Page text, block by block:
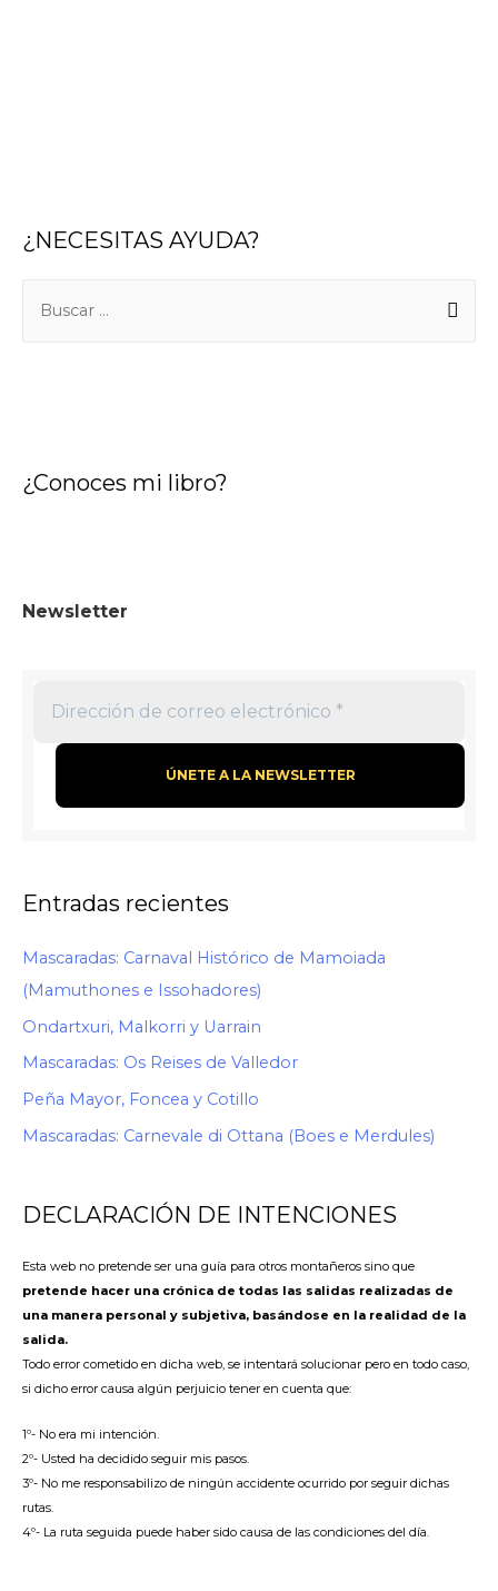
¿NECESITAS AYUDA?
:¿Conoces mi libro?
Newsletter
Entradas recientes
Mascaradas: Carnaval Histórico de Mamoiada
(Mamuthones e Issohadores)
Ondartxuri, Malkorri y Uarrain
Mascaradas: Os Reises de Valledor
Peña Mayor, Foncea y Cotillo
Mascaradas: Carnevale di Ottana (Boes e Merdules)
DECLARACIÓN DE INTENCIONES
Esta web no pretende ser una guía para otros montañeros sino que
pretende hacer una crónica de todas las salidas realizadas de
una manera personal y subjetiva, basándose en la realidad de la
salida.
Todo error cometido en dicha web, se intentará solucionar pero en todo caso,
si dicho error causa algún perjuicio tener en cuenta que:
1º- No era mi intención.
2º- Usted ha decidido seguir mis pasos.
3º- No me responsabilizo de ningún accidente ocurrido por seguir dichas
rutas.
4º- La ruta seguida puede haber sido causa de las condiciones del día.